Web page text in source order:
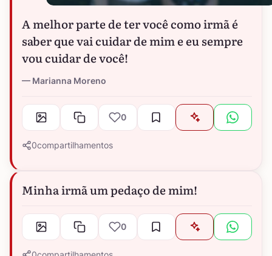
A melhor parte de ter você como irmã é
saber que vai cuidar de mim e eu sempre
vou cuidar de você!
Marianna Moreno
0
0compartilhamentos
Minha irmã um pedaço de mim!
0